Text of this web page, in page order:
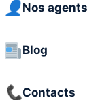
Nos agents
Blog
Contacts